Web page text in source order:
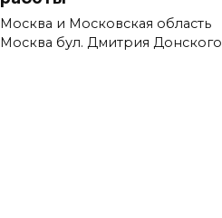
Москва и Московская область
Москва бул. Дмитрия Донского